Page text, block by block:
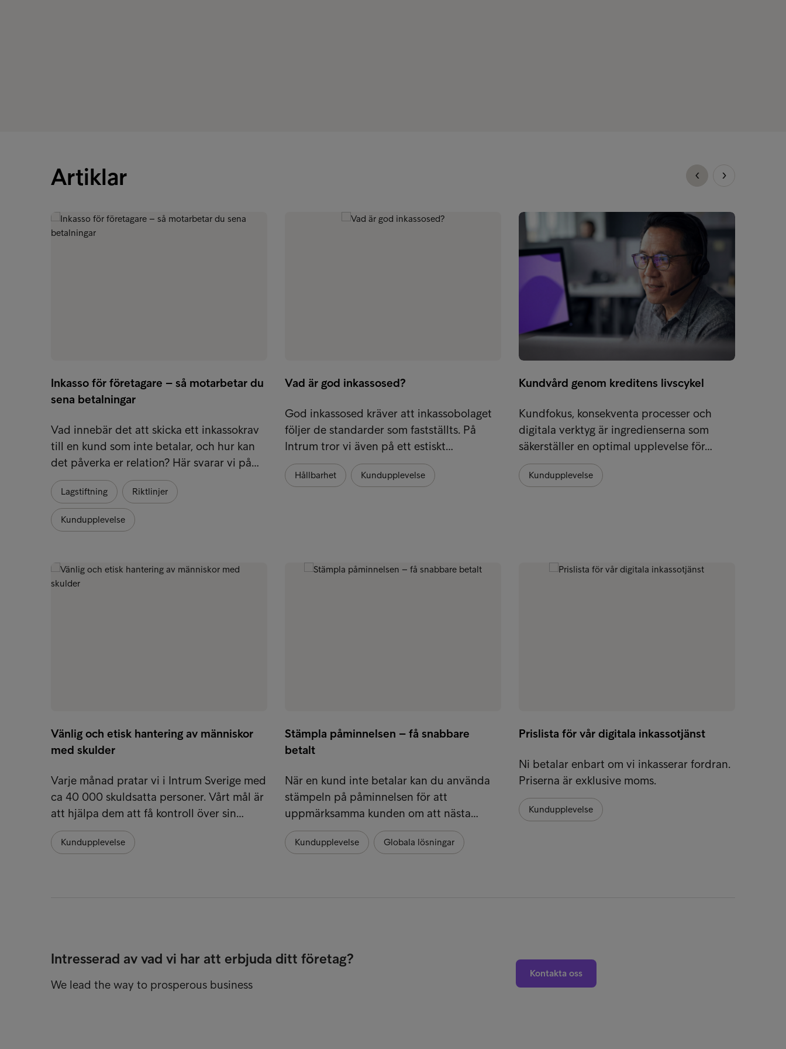
Artiklar
Inkasso för företagare – så motarbetar du
sena betalningar
Vad innebär det att skicka ett inkassokrav
till en kund som inte betalar, och hur kan
det påverka er relation? Här svarar vi på…
Lagstiftning Riktlinjer
Kundupplevelse
Vad är god inkassosed?
God inkassosed kräver att inkassobolaget
följer de standarder som fastställts. På
Intrum tror vi även på ett estiskt…
Hållbarhet Kundupplevelse
Kundvård genom kreditens livscykel
Kundfokus, konsekventa processer och
digitala verktyg är ingredienserna som
säkerställer en optimal upplevelse för…
Kundupplevelse
Vänlig och etisk hantering av människor
med skulder
Varje månad pratar vi i Intrum Sverige med
ca 40 000 skuldsatta personer. Vårt mål är
att hjälpa dem att få kontroll över sin…
Kundupplevelse
Stämpla påminnelsen – få snabbare
betalt
När en kund inte betalar kan du använda
stämpeln på påminnelsen för att
uppmärksamma kunden om att nästa…
Kundupplevelse Globala lösningar
Prislista för vår digitala inkassotjänst
Ni betalar enbart om vi inkasserar fordran.
Priserna är exklusive moms.
Kundupplevelse
Intresserad av vad vi har att erbjuda ditt företag?
We lead the way to prosperous business
Kontakta oss